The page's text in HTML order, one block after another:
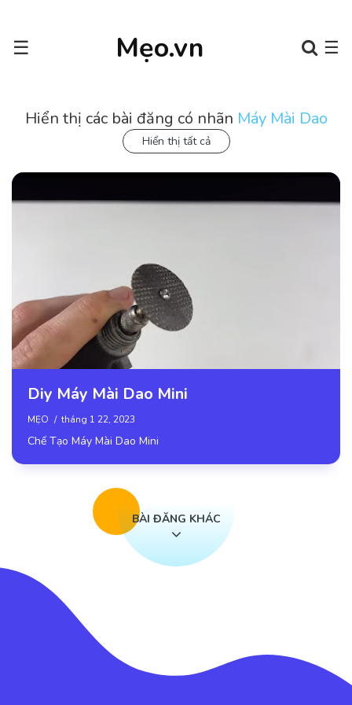
Mẹo.vn
☰ ☰
Hiển thị các bài đăng có nhãn Máy Mài Dao
Hiển thị tất cả
Diy Máy Mài Dao Mini
MẸO tháng 1 22, 2023
Chế Tạo Máy Mài Dao Mini
BÀI ĐĂNG KHÁC